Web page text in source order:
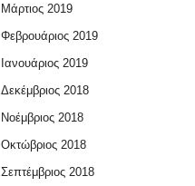
Μάρτιος 2019
Φεβρουάριος 2019
Ιανουάριος 2019
Δεκέμβριος 2018
Νοέμβριος 2018
Οκτώβριος 2018
Σεπτέμβριος 2018